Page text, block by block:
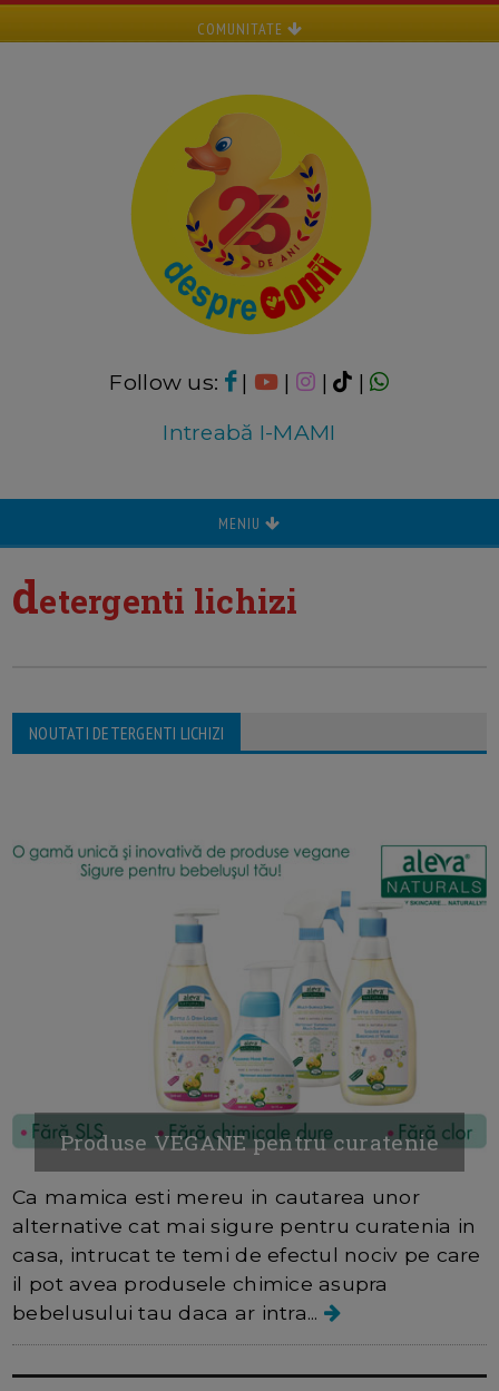
COMUNITATE
Follow us: | | |
|
Intreabă I-MAMI
MENIU
detergenti lichizi
NOUTATI DETERGENTI LICHIZI
Produse VEGANE pentru curatenie
Ca mamica esti mereu in cautarea unor
alternative cat mai sigure pentru curatenia in
casa, intrucat te temi de efectul nociv pe care
il pot avea produsele chimice asupra
bebelusului tau daca ar intra...